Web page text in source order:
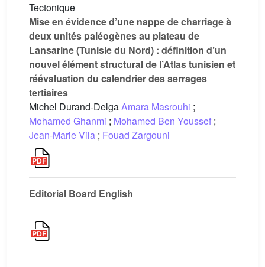
Tectonique
Mise en évidence d’une nappe de charriage à
deux unités paléogènes au plateau de
Lansarine (Tunisie du Nord) : définition d’un
nouvel élément structural de l’Atlas tunisien et
réévaluation du calendrier des serrages
tertiaires
Michel Durand-DelgaAmara Masrouhi ;
Mohamed Ghanmi ; Mohamed Ben Youssef ;
Jean-Marie Vila ; Fouad Zargouni
Editorial Board English